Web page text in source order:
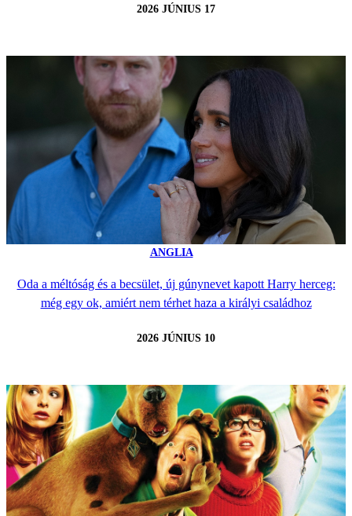
2026 JÚNIUS 17
ANGLIA
Oda a méltóság és a becsület, új gúnynevet kapott Harry herceg:
még egy ok, amiért nem térhet haza a királyi családhoz
2026 JÚNIUS 10